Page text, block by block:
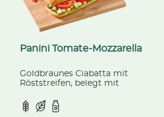
Panini Tomate-Mozzarella
Goldbraunes Ciabatta mit
Röststreifen, belegt mit
Rucola-Pesto mit
Cashewkernen.